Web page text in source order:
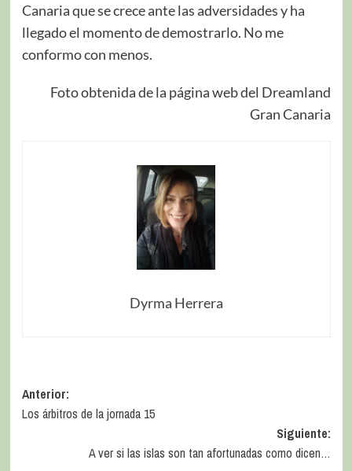
Canaria que se crece ante las adversidades y ha
llegado el momento de demostrarlo. No me
conformo con menos.
Foto obtenida de la página web del Dreamland
Gran Canaria
Dyrma Herrera
Anterior:
Los árbitros de la jornada 15
Siguiente:
A ver si las islas son tan afortunadas como dicen…